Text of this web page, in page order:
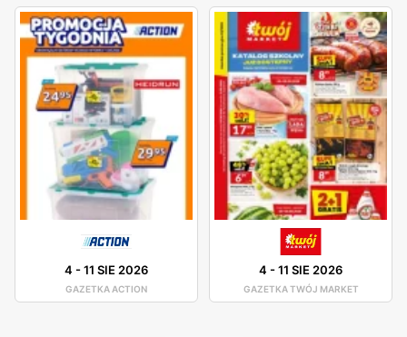
i artykuły szkolne. Dzięki temu rodzice mogą zaopatrzyć
swoje dzieci we wszystko, czego potrzebują, w jednym
miejscu. Produkty dostępne w
5.10.15charakteryzują się
wysoką jakością wykonania, co jest szczególnie istotne w
przypadku odzieży dziecięcej, która musi być wygodna i
trwała. Sieć kładzie duży nacisk na bezpieczeństwo i
komfort dzieci. Ubrania są projektowane z myślą o
aktywności najmłodszych, dlatego wykonane są z
przyjaznych dla skóry materiałów, które nie powodują
podrażnień. Dodatkowo, firma dba o to, aby jej produkty
były zgodne z najnowszymi trendami modowymi, co
sprawia, że dzieci chętnie noszą ubrania z 5.10.15.
Lokalizacja sklepów5.10.15jest również atutem sieci.
4 -11 SIE 2026
GAZETKA ACTION
4 -11 SIE 2026
GAZETKA TWÓJ MARKET